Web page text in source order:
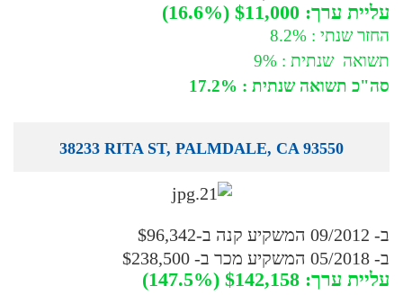
עליית ערך: $11,000 (16.6%)
החזר שנתי : 8.2%
תשואה שנתית : 9%
סה"כ תשואה שנתית : 17.2%
38233 RITA ST, PALMDALE, CA 93550
ב- 09/2012 המשקיע קנה ב-$96,342
ב- 05/2018 המשקיע מכר ב- $238,500
עליית ערך: $142,158 (147.5%)